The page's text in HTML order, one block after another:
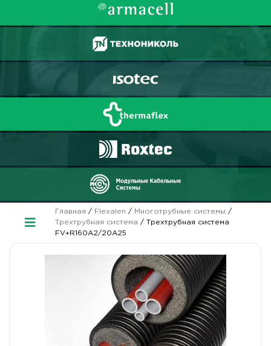
Главная / Flexalen / Многотрубные системы /
Трехтрубная система / Трехтрубная система
FV+R160A2/20A25